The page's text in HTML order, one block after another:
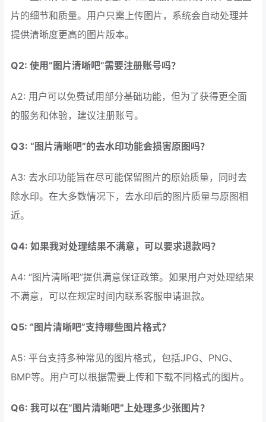
片的细节和质量。用户只需上传图片，系统会自动处理并
提供清晰度更高的图片版本。
Q2: 使用”图片清晰吧”需要注册账号吗？
A2: 用户可以免费试用部分基础功能，但为了获得更全面
的服务和体验，建议注册账号。
Q3: “图片清晰吧”的去水印功能会损害原图吗？
A3: 去水印功能旨在尽可能保留图片的原始质量，同时去
除水印。在大多数情况下，去水印后的图片质量与原图相
近。
Q4: 如果我对处理结果不满意，可以要求退款吗？
A4: “图片清晰吧”提供满意保证政策。如果用户对处理结果
不满意，可以在规定时间内联系客服申请退款。
Q5: “图片清晰吧”支持哪些图片格式？
A5: 平台支持多种常见的图片格式，包括JPG、PNG、
BMP等。用户可以根据需要上传和下载不同格式的图片。
Q6: 我可以在”图片清晰吧”上处理多少张图片？